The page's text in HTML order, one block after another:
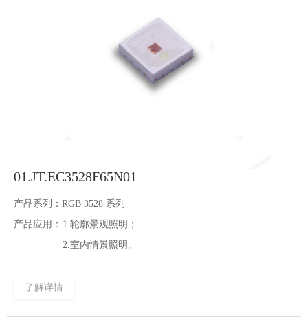
01.JT.EC3528F65N01
产品系列： RGB 3528 系列
产品应用： 1.轮廓景观照明；
2.室内情景照明。
了解详情